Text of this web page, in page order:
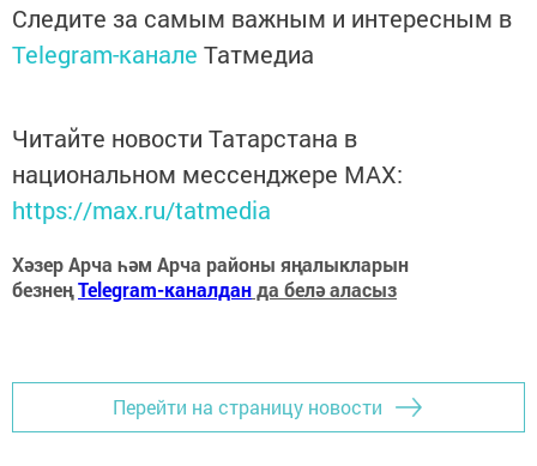
Следите за самым важным и интересным в
Telegram-канале Татмедиа
Читайте новости Татарстана в
национальном мессенджере MАХ:
https://max.ru/tatmedia
Хәзер Арча һәм Арча районы яңалыкларын
безнеңTelegram-каналданда белә аласыз
Перейти на страницу новости